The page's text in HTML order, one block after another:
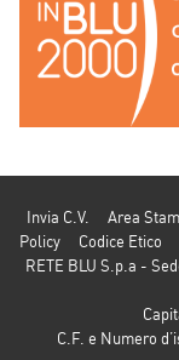
Invia C.V. Area
Policy
Codice Etico
RETE BLU S.p.a -
C.F. e Numero